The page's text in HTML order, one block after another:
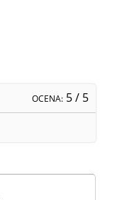
OCENA: 5/ 5